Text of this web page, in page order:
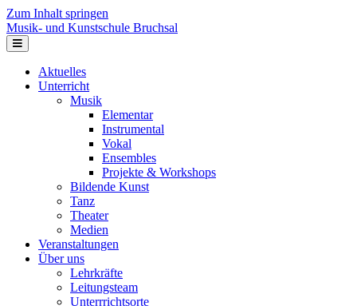
Zum Inhalt springen
Musik- und Kunstschule Bruchsal
Navigation
Aktuelles
Unterricht
Musik
Elementar
Instrumental
Vokal
Ensembles
Projekte & Workshops
Bildende Kunst
Tanz
Theater
Medien
Veranstaltungen
Über uns
Lehrkräfte
Leitungsteam
Unterrrichtsorte